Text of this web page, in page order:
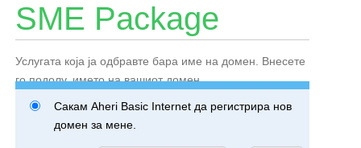
SME Package
Услугата која ја одбравте бара име на домен. Внесете
го подолу, името на вашиот домен.
Сакам Aheri Basic Internet да регистрира нов
домен за мене.